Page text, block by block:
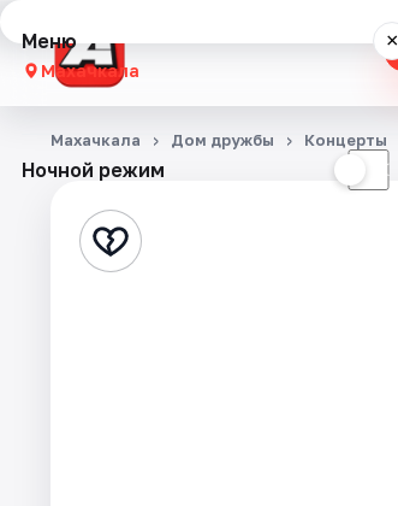
Меню ×
Махачкала
Концерты
Стендап
Ночной режим ☾
Махачкала Дом дружбы Концерты